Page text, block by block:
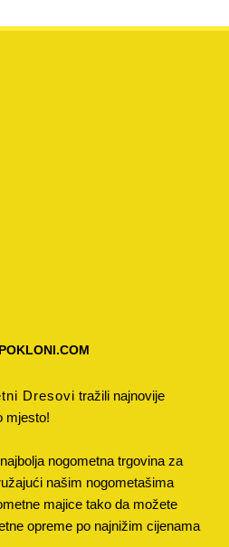
Dresovi tražili najnovije
mjesto!
nogometna trgovina za
našim nogometašima
majice tako da možete
opreme po najnižim cijenama